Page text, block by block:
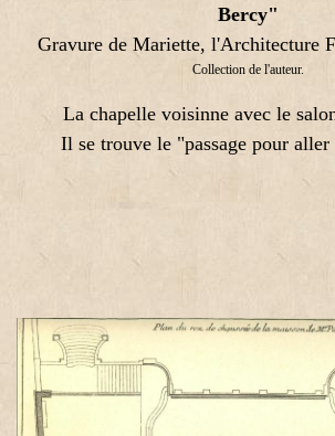
Bercy"
Gravure de Mariette, l'Architecture
Collection de l'auteur.
La chapelle voisinne avec le
Il se trouve le "passage pour